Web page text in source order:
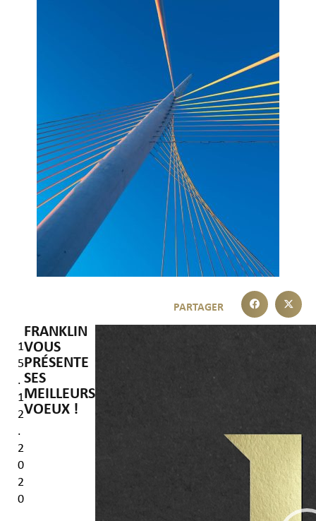
1
5
.
1
2
.
2
0
2
0
FRANKLIN
VOUS
PRÉSENTE
SES
MEILLEURS
VOEUX !